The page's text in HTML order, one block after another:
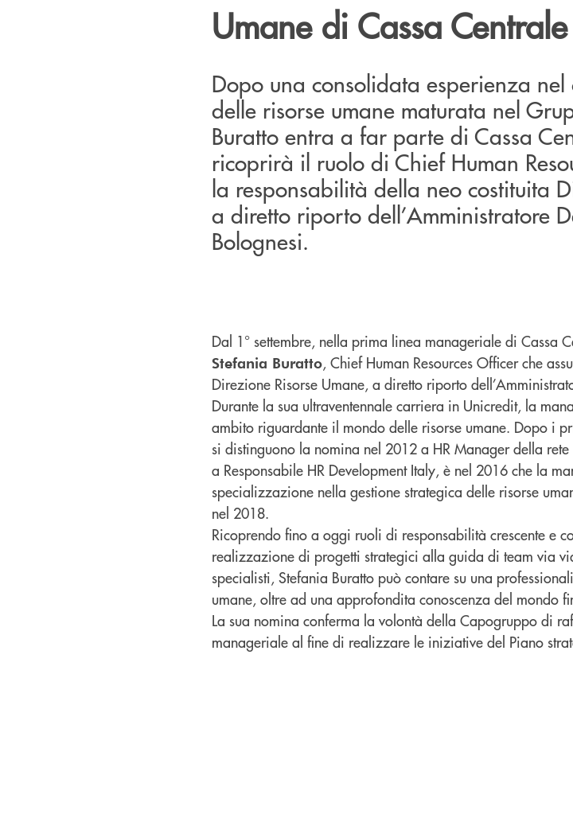
Umane di Cassa
Dopo una consolidata esperienza
delle risorse umane maturata nel
Buratto entra a far parte di Cassa
ricoprirà il ruolo di Chief Human
la responsabilità della neo costituita
a diretto riporto dell’Amministratore
Bolognesi.
Dal 1° settembre, nella prima linea manageriale di Cassa
Stefania Buratto, Chief Human Resources Officer che
Direzione Risorse Umane, a diretto riporto
Durante la sua ultraventennale carriera in Unicredit, la
ambito riguardante il mondo delle risorse umane. Dopo i
si distinguono la nomina nel 2012 a HR Manager della
a Responsabile HR Development Italy, è nel 2016 che la
specializzazione nella gestione strategica delle risorse
nel 2018.
Ricoprendo fino a oggi ruoli di responsabilità crescente e
realizzazione di progetti strategici alla guida di team via
specialisti, Stefania Buratto può contare su una
umane, oltre ad una approfondita conoscenza del mondo
La sua nomina conferma la volontà della Capogruppo di
manageriale al fine di realizzare le iniziative del Piano